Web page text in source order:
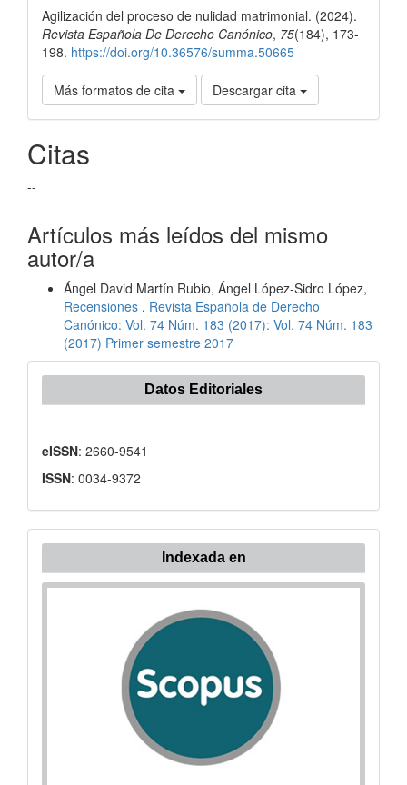
artículo
Agilización del proceso de nulidad matrimonial. (2024).
Revista Española De Derecho Canónico, 75(184), 173-
198. https://doi.org/10.36576/summa.50665
Más formatos de cita Descargar cita
Citas
--
Artículos más leídos del mismo
autor/a
Ángel David Martín Rubio, Ángel López-Sidro López,
Recensiones , Revista Española de Derecho
Canónico: Vol. 74 Núm. 183 (2017): Vol. 74 Núm. 183
(2017) Primer semestre 2017
Datos Editoriales
eISSN: 2660-9541
ISSN: 0034-9372
Indexada
Indexada en